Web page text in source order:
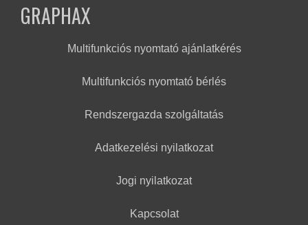
GRAPHAX
Multifunkciós nyomtató ajánlatkérés
Multifunkciós nyomtató bérlés
Rendszergazda szolgáltatás
Adatkezelési nyilatkozat
Jogi nyilatkozat
Kapcsolat